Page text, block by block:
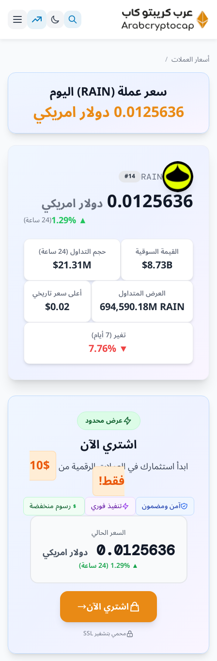
أسعار العملات /
سعر عملة (RAIN) اليوم
0.0125636 دولار امريكي
RAIN
#14
0.0125636دولار امريكي
▲ 1.29% (24 ساعة)
القيمة السوقية
$8.73B
حجم التداول (24 ساعة)
$21.31M
العرض المتداول
694,590.18M RAIN
أعلى سعر تاريخي
$0.02
تغير (7 أيام)
▼ 7.76%
عرض محدود
اشتري الآن
ابدأ استثمارك في العملات الرقمية من $10
فقط!
آمن ومضمون تنفيذ فوري
رسوم منخفضة
السعر الحالي
0.0125636 دولار امريكي
▲ 1.29% (24 ساعة)
اشتري الآن
محمي بتشفير SSL